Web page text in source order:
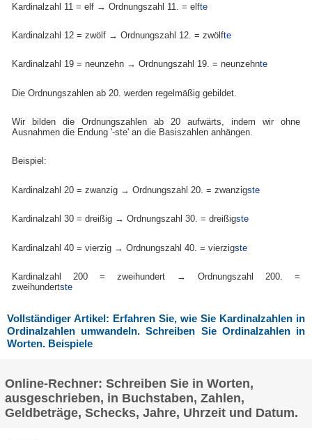
Kardinalzahl 11 = elf → Ordnungszahl 11. = elfte
Kardinalzahl 12 = zwölf → Ordnungszahl 12. = zwölfte
Kardinalzahl 19 = neunzehn → Ordnungszahl 19. = neunzehnte
Die Ordnungszahlen ab 20. werden regelmäßig gebildet.
Wir bilden die Ordnungszahlen ab 20 aufwärts, indem wir ohne
Ausnahmen die Endung '-ste' an die Basiszahlen anhängen.
Beispiel:
Kardinalzahl 20 = zwanzig → Ordnungszahl 20. = zwanzigste
Kardinalzahl 30 = dreißig → Ordnungszahl 30. = dreißigste
Kardinalzahl 40 = vierzig → Ordnungszahl 40. = vierzigste
Kardinalzahl 200 = zweihundert → Ordnungszahl 200. =
zweihundertste
Vollständiger Artikel: Erfahren Sie, wie Sie Kardinalzahlen in
Ordinalzahlen umwandeln. Schreiben Sie Ordinalzahlen in
Worten. Beispiele
Online-Rechner: Schreiben Sie in Worten,
ausgeschrieben, in Buchstaben, Zahlen,
Geldbeträge, Schecks, Jahre, Uhrzeit und Datum.